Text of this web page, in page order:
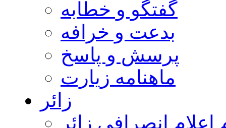
گفتگو و خطابه
بدعت و خرافه
پرسش و پاسخ
ماهنامه زیارت
زائر
اعلام انصرافی زائر